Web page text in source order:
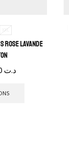
XXL
rose lavande
د.ت